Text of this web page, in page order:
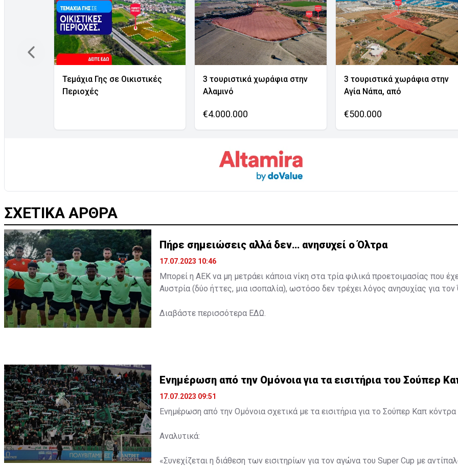
Τεμάχια Γης σε Οικιστικές
Περιοχές
3 τουριστικά χωράφια στην
Αλαμινό
€4.000.000
3 τουριστικά χωράφια στην
Αγία Νάπα, από
€500.000
ΣΧΕΤΙΚΑ ΑΡΘΡΑ
Πήρε σημειώσεις αλλά δεν… ανησυχεί ο Όλτρα
17.07.2023 10:46
Μπορεί η ΑΕΚ να μη μετράει κάποια νίκη στα τρία φιλικά προετοιμασίας που
Αυστρία (δύο ήττες, μια ισοπαλία), ωστόσο δεν τρέχει λόγος ανησυχίας για τον
Διαβάστε περισσότερα ΕΔΩ
Ενημέρωση από την Ομόνοια για τα εισιτήρια του Σούπερ
17.07.2023 09:51
Ενημέρωση από την Ομόνοια σχετικά με τα εισιτήρια για το Σούπερ Καπ κόντρα
Αναλυτικά:
«Συνεχίζεται η διάθεση των εισιτηρίων για τον αγώνα του Super Cup με